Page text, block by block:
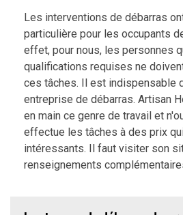
Les interventions de débarras
particulière pour les occupants
effet, pour nous, les personnes
qualifications requises ne
ces tâches. Il est indispensable
entreprise de débarras. Artisan
en main ce genre de travail et
effectue les tâches à des prix
intéressants. Il faut visiter son
renseignements